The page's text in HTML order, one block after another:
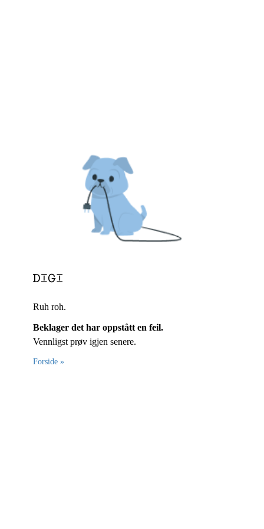
Ruh roh.
Beklager det har oppstått en feil.
Vennligst prøv igjen senere.
Forside »